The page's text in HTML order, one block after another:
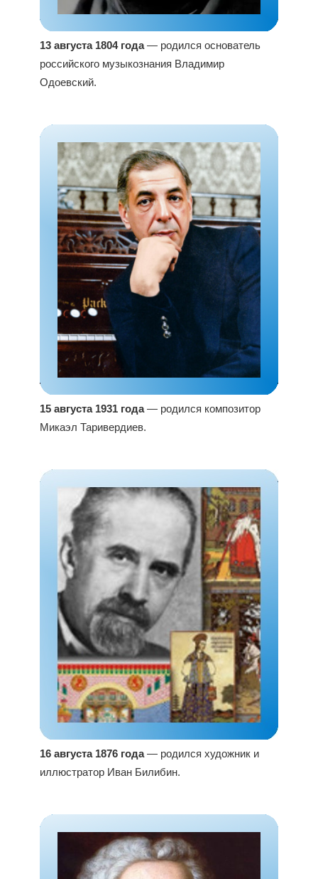
13 августа 1804 года— родился основатель
российского музыкознания Владимир
Одоевский.
15 августа 1931 года— родился композитор
Микаэл Таривердиев.
16 августа 1876 года— родился художник и
иллюстратор Иван Билибин.